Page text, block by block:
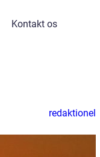
Kontakt os
redaktionel